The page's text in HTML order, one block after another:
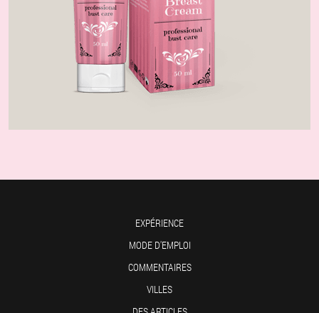
EXPÉRIENCE
MODE D'EMPLOI
COMMENTAIRES
VILLES